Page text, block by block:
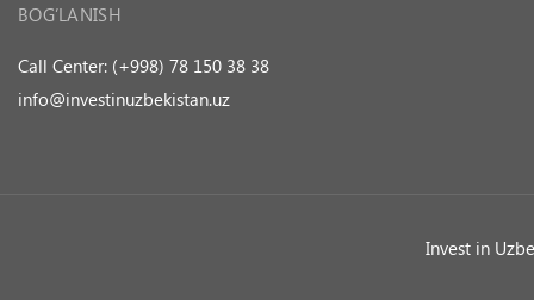
BOG’LANISH
Call Center: (+998) 78 150 38 38
info@investinuzbekistan.uz
Invest in